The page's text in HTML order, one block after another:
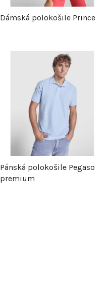
Dámská polokošile Prince
Pánská polokošile Pegaso
premium